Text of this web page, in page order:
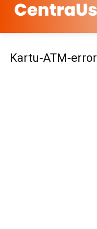
Kartu-ATM-error